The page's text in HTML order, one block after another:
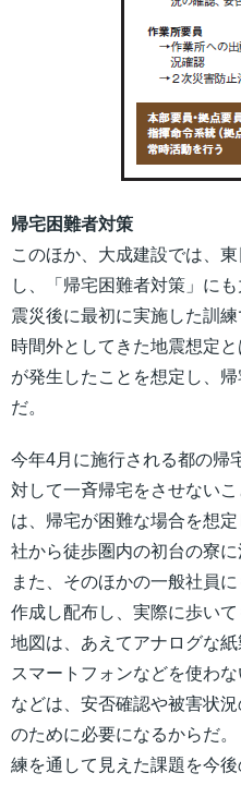
帰宅困難者対策
このほか、大成建設では、
し、「帰宅困難者対策」に
震災後に最初に実施した訓
時間外としてきた地震想定
が発生したことを想定し、
だ。
今年4月に施行される都の帰
対して一斉帰宅をさせない
は、帰宅が困難な場合を想
社から徒歩圏内の初台の寮
また、そのほかの一般社員
作成し配布し、実際に歩い
地図は、あえてアナログな
スマートフォンなどを使わ
などは、安否確認や被害状
のために必要になるからだ
練を通して見えた課題を今